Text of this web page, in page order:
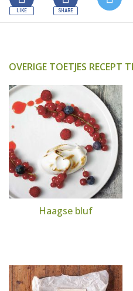
OVERIGE TOETJES RECEPT
Haagse bluf